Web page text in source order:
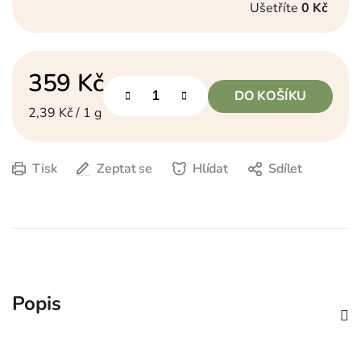
Ušetříte 0 Kč
359 Kč
Měrná cena:
2,39 Kč / 1 g
DO KOŠÍKU
Tisk Zeptat se Hlídat Sdílet
Popis